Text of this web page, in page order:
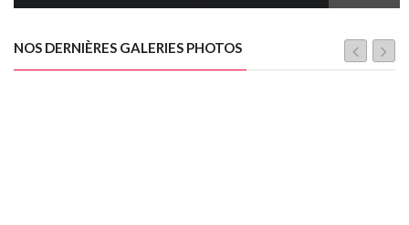
NOS DERNIÈRES GALERIES PHOTOS